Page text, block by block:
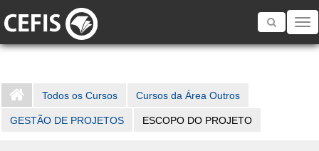
Toggle
Todos os Cursos Cursos da Área Outros
GESTÃO DE PROJETOS ESCOPO DO PROJETO